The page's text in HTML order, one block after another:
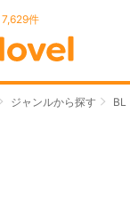
7,629件
ジャンルから探す BL